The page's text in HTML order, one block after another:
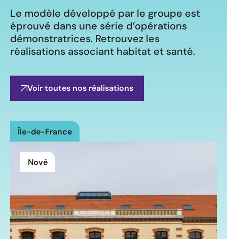
Île-de-France
Nové
Le modèle développé par le groupe est
éprouvé dans une série d’opérations
démonstratrices. Retrouvez les
réalisations associant habitat et santé.
Voir toutes nos réalisations